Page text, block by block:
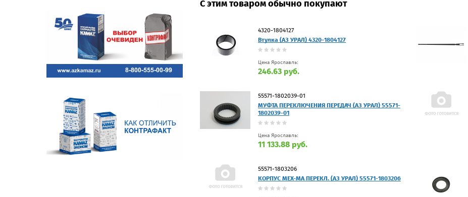
С этим товаром обычно покупают
4320-1804127
Втулка (АЗ УРАЛ) 4320-1804127
Цена Ярославль:
246.63 руб.
55571-1802039-01
МУФТА ПЕРЕКЛЮЧЕНИЯ ПЕРЕДАЧ (АЗ УРАЛ) 55571-
1802039-01
Цена Ярославль:
11 133.88 руб.
55571-1803206
КОРПУС МЕХ-МА ПЕРЕКЛ. (АЗ УРАЛ) 55571-1803206